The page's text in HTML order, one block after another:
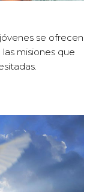
se ofrecen
misiones que